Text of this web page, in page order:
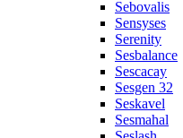
Sebovalis
Sensyses
Serenity
Sesbalance
Sescacay
Sesgen 32
Seskavel
Sesmahal